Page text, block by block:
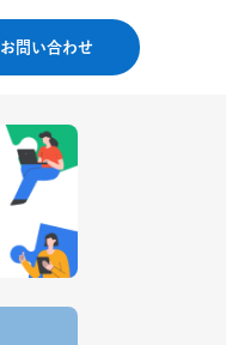
お問い合わせ